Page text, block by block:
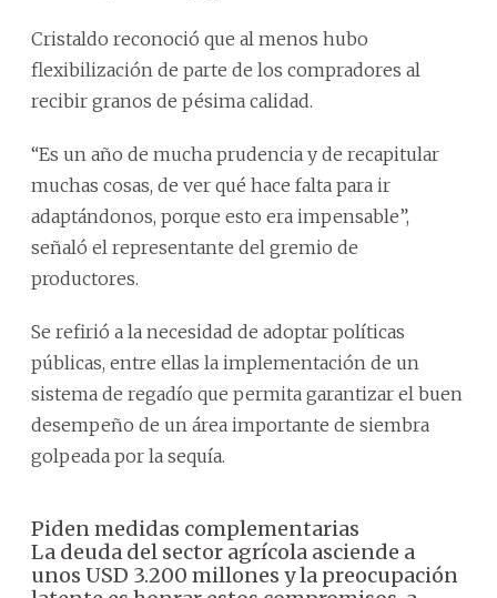
Cristaldo reconoció que al menos hubo
flexibilización de parte de los compradores al
recibir granos de pésima calidad.
“Es un año de mucha prudencia y de recapitular
muchas cosas, de ver qué hace falta para ir
adaptándonos, porque esto era impensable”,
señaló el representante del gremio de
productores.
Se refirió a la necesidad de adoptar políticas
públicas, entre ellas la implementación de un
sistema de regadío que permita garantizar el buen
desempeño de un área importante de siembra
golpeada por la sequía.
Piden medidas complementarias
La deuda del sector agrícola asciende a
unos USD 3.200 millones y la preocupación